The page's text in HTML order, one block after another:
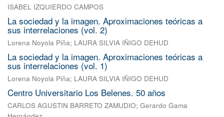
ISABEL IZQUIERDO CAMPOS
La sociedad y la imagen. Aproximaciones teóricas a
sus interrelaciones (vol. 2)
Lorena Noyola Piña; LAURA SILVIA IÑIGO DEHUD
La sociedad y la imagen. Aproximaciones teóricas a
sus interrelaciones (vol. 1)
Lorena Noyola Piña; LAURA SILVIA IÑIGO DEHUD
Centro Universitario Los Belenes. 50 años
CARLOS AGUSTIN BARRETO ZAMUDIO; Gerardo Gama